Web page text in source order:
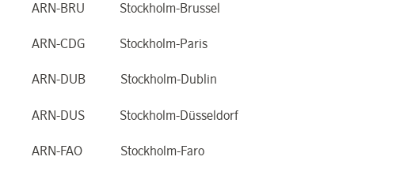
ARN-BRU Stockholm-Brussel
ARN-CDG Stockholm-Paris
ARN-DUB Stockholm-Dublin
ARN-DUS Stockholm-Düsseldorf
ARN-FAO Stockholm-Faro